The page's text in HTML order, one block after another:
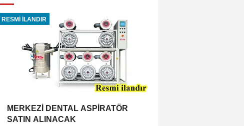
RESMİ İLANDIR
MERKEZİ DENTAL ASPİRATÖR
SATIN ALINACAK